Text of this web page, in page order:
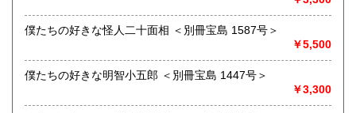
営業時間：12:00〜17:00
定休日：火・水曜日(夏季:毎日営業、冬季:天気次第)
◇近隣であれば書籍の買取をしています。少数であれば店へ
の持ち込み、あるいは量が多い場合はまずは電話などで相談
僕たちの好きな怪人二十面相 ＜別冊宝島 1587号＞
￥5,500
僕たちの好きな明智小五郎 ＜別冊宝島 1447号＞
￥3,300